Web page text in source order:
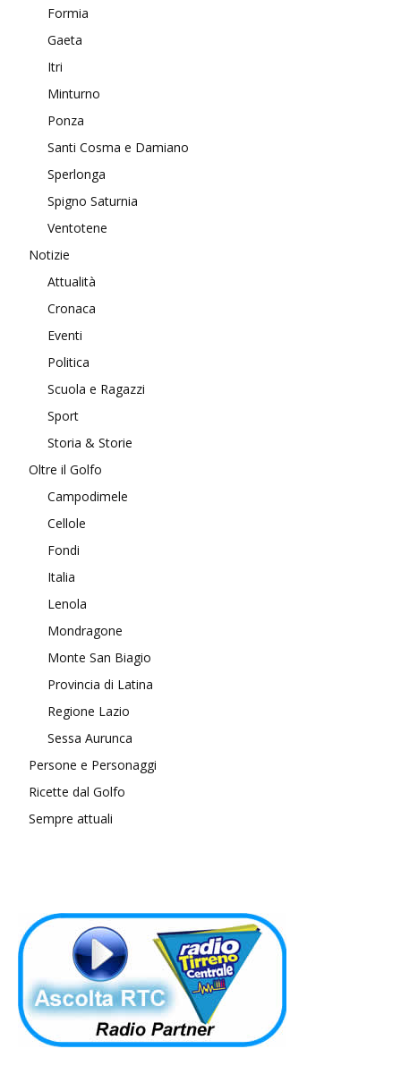
Formia
Gaeta
Itri
Minturno
Ponza
Santi Cosma e Damiano
Sperlonga
Spigno Saturnia
Ventotene
Notizie
Attualità
Cronaca
Eventi
Politica
Scuola e Ragazzi
Sport
Storia & Storie
Oltre il Golfo
Campodimele
Cellole
Fondi
Italia
Lenola
Mondragone
Monte San Biagio
Provincia di Latina
Regione Lazio
Sessa Aurunca
Persone e Personaggi
Ricette dal Golfo
Sempre attuali